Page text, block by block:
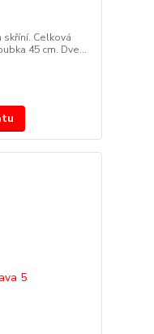
skříní. Celková
45 cm. Dve...